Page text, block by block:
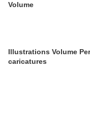
Volume
Illustrations Volume
caricatures